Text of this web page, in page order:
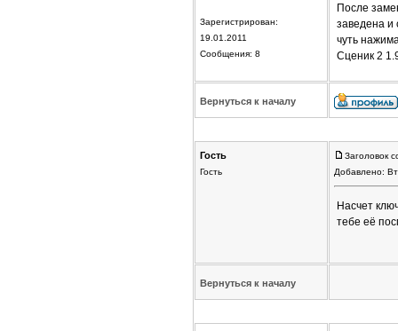
Зарегистрирован:
19.01.2011
Сообщения: 8
После
заведена и
чуть
Сценик 2
Вернуться к началу
Гость
Гость
Заголовок
Добавлено:
Насчет
тебе её
Вернуться к началу